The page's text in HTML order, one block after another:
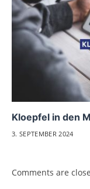
Kloepfel in den
3. SEPTEMBER 2024
Comments are